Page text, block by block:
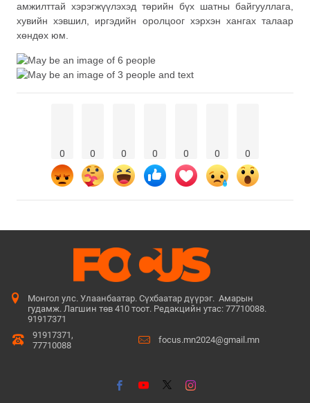
амжилттай хэрэгжүүлэхэд төрийн бүх шатны байгууллага,
хувийн хэвшил, иргэдийн оролцоог хэрхэн хангах талаар
хөндөх юм.
0 0 0 0 0 0 0
Монгол улс. Улаанбаатар. Сүхбаатар дүүрэг. Амарын
гудамж. Лагшин төв 410 тоот. Редакцийн утас: 77710088.
91917371
91917371,
77710088
focus.mn2024@gmail.mn